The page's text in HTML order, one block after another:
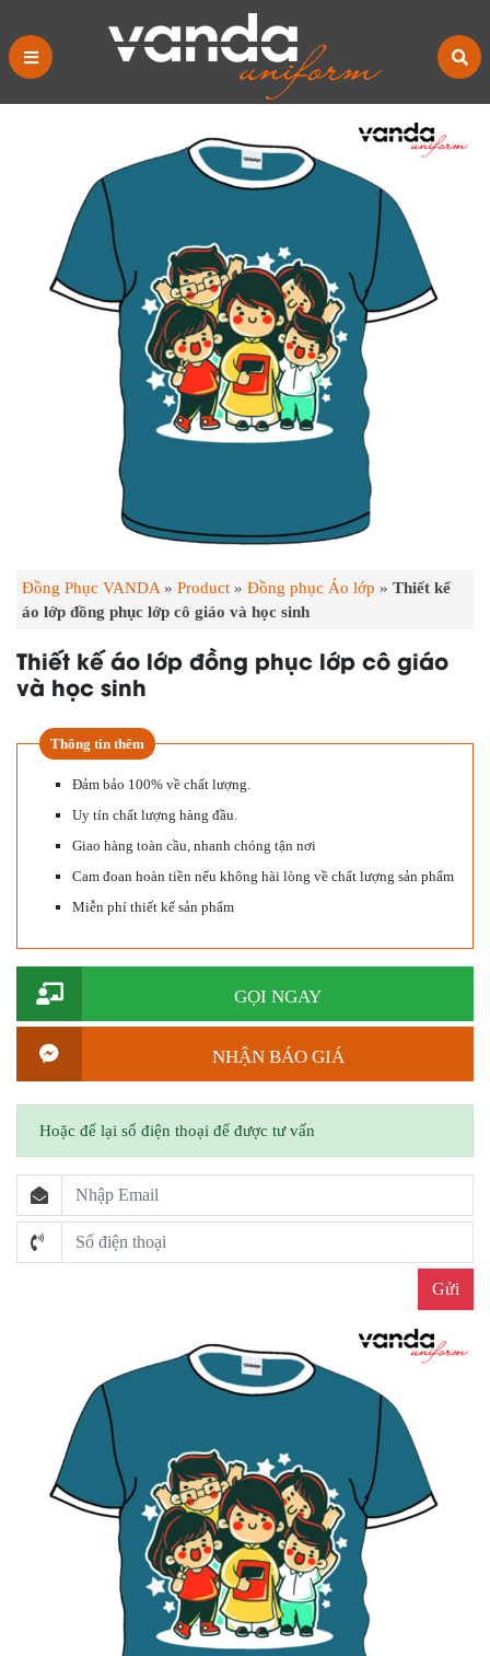
Đồng Phục VANDA » Product » Đồng phục Áo lớp » Thiết kế
áo lớp đồng phục lớp cô giáo và học sinh
Thiết kế áo lớp đồng phục lớp cô giáo
và học sinh
Thông tin thêm
Đảm bảo 100% về chất lượng.
Uy tín chất lượng hàng đầu.
Giao hàng toàn cầu, nhanh chóng tận nơi
Cam đoan hoàn tiền nếu không hài lòng về chất lượng sản phẩm
Miễn phí thiết kế sản phẩm
GỌI NGAY
NHẬN BÁO GIÁ
Hoặc để lại số điện thoại để được tư vấn